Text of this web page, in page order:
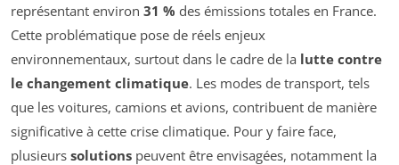
représentant environ 31 % des émissions totales en France.
Cette problématique pose de réels enjeux
environnementaux, surtout dans le cadre de la lutte contre
le changement climatique. Les modes de transport, tels
que les voitures, camions et avions, contribuent de manière
significative à cette crise climatique. Pour y faire face,
plusieurs solutions peuvent être envisagées, notamment la